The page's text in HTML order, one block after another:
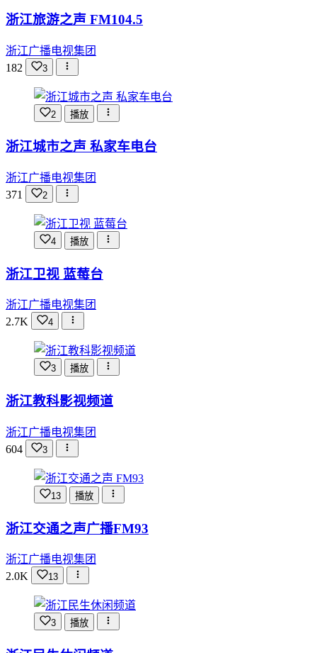
浙江旅游之声 FM104.5
浙江广播电视集团
182
3
2 播放
浙江城市之声 私家车电台
浙江广播电视集团
371
2
4 播放
浙江卫视 蓝莓台
浙江广播电视集团
2.7K
4
3 播放
浙江教科影视频道
浙江广播电视集团
604
3
13 播放
浙江交通之声广播FM93
浙江广播电视集团
2.0K
13
3 播放